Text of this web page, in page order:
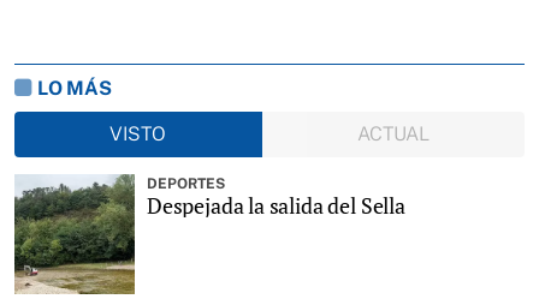
LO MÁS
VISTO
ACTUAL
DEPORTES
Despejada la salida del Sella